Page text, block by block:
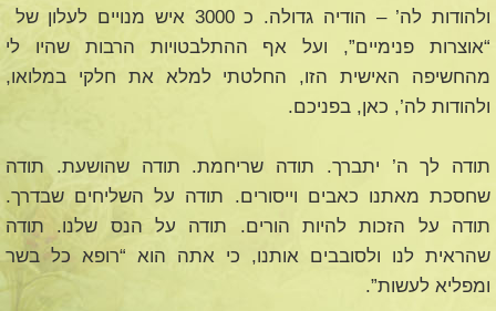
ולהודות לה’ – הודיה גדולה. כ 3000 איש מנויים לעלון של
“אוצרות פנימיים”, ועל אף ההתלבטויות הרבות שהיו לי
מהחשיפה האישית הזו, החלטתי למלא את חלקי במלואו,
ולהודות לה’, כאן, בפניכם.
תודה לך ה’ יתברך. תודה שריחמת. תודה שהושעת. תודה
שחסכת מאתנו כאבים וייסורים. תודה על השליחים שבדרך.
תודה על הזכות להיות הורים. תודה על הנס שלנו. תודה
שהראית לנו ולסובבים אותנו, כי אתה הוא “רופא כל בשר
ומפליא לעשות”.